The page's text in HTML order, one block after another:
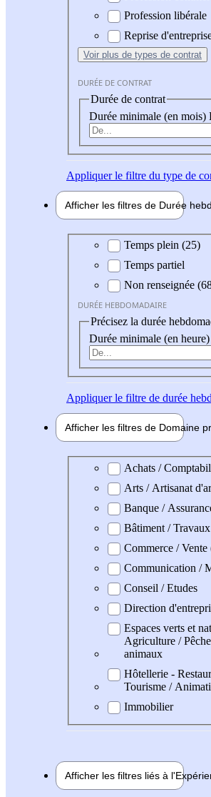
Profession libérale
Reprise
Voir plus de types de contrat
DURÉE DE CONTRAT
Durée de contrat
Durée minimale (en mois)
Appliquerle filtre du type de
Afficher les filtres de Durée
Durée hebdomadaire
Temps plein (25)
Temps partiel
Non renseignée
DURÉE HEBDOMADAIRE
Précisez la durée
Durée minimale (en heure)
Appliquerle filtre de durée
Afficher les filtres de Domaine
Domaine professionel
Achats /
Arts / Artisanat
Banque /
Bâtiment /
Commerce / Vente
Communication /
Conseil / Etudes
Direction
Espaces verts et
Agriculture /
animaux
Hôtellerie -
Tourisme /
Immobilier
Afficher les filtres liés à l'